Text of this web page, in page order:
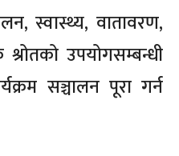
स्वास्थ्य, वातावरण,
उपयोगसम्बन्धी
सञ्चालन पूरा गर्न